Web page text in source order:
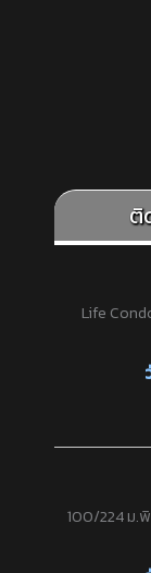
ติ
Life
100/224 ม.